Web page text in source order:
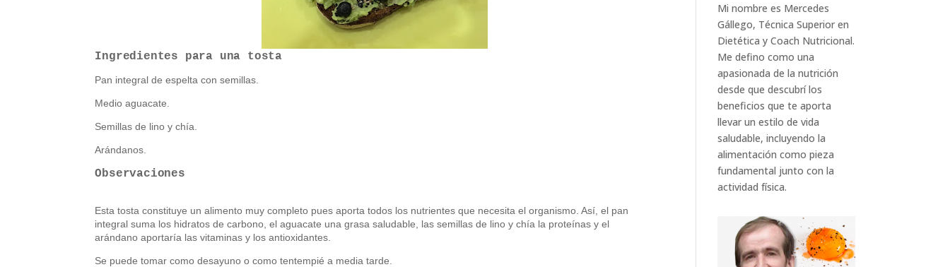
Ingredientes para una tosta
Pan integral de espelta con semillas.
Medio aguacate.
Semillas de lino y chía.
Arándanos.
Observaciones
Esta tosta constituye un alimento muy completo pues aporta todos los nutrientes que necesita el organismo. Así, el pan
integral suma los hidratos de carbono, el aguacate una grasa saludable, las semillas de lino y chía la proteínas y el
arándano aportaría las vitaminas y los antioxidantes.
Se puede tomar como desayuno o como tentempié a media tarde.
Mi nombre es Mercedes
Gállego, Técnica Superior en
Dietética y Coach Nutricional.
Me defino como una
apasionada de la nutrición
desde que descubrí los
beneficios que te aporta
llevar un estilo de vida
saludable, incluyendo la
alimentación como pieza
fundamental junto con la
actividad física.